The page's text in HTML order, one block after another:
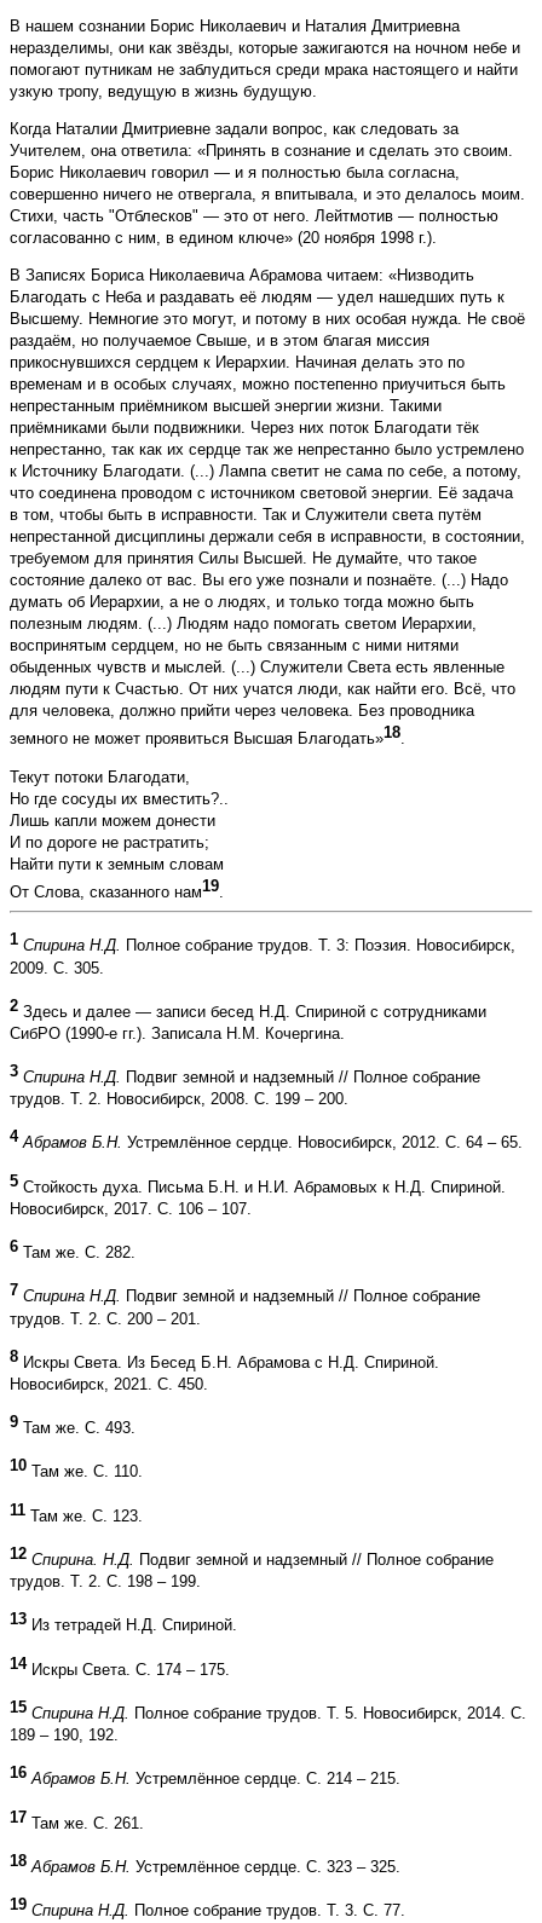
В нашем сознании Борис Николаевич и Наталия Дмитриевна
неразделимы, они как звёзды, которые зажигаются на ночном небе и
помогают путникам не заблудиться среди мрака настоящего и найти
узкую тропу, ведущую в жизнь будущую.
Когда Наталии Дмитриевне задали вопрос, как следовать за
Учителем, она ответила: «Принять в сознание и сделать это своим.
Борис Николаевич говорил — и я полностью была согласна,
совершенно ничего не отвергала, я впитывала, и это делалось моим.
Стихи, часть "Отблесков" — это от него. Лейтмотив — полностью
согласованно с ним, в едином ключе» (20 ноября 1998 г.).
В Записях Бориса Николаевича Абрамова читаем: «Низводить
Блaгодать с Неба и раздавать её людям — удел нашедших путь к
Высшему. Немногие это могут, и потому в них особая нуждa. Не своё
раздаём, но получаемое Свыше, и в этом благая миссия
прикоснувшихся сердцем к Иерархии. Начиная делать это по
временам и в особых случаях, можно постепенно приучиться быть
непрестанным приёмником высшей энергии жизни. Такими
приёмниками были подвижники. Через них поток Благодати тёк
непрестанно, так как их сердце так же непрестанно было устремлено
к Источнику Благодати. (...) Лампа светит не сама по себе, а потому,
что соединена проводом с источником световой энергии. Её задача
в том, чтобы быть в исправности. Так и Служители света путём
непрестанной дисциплины держали себя в исправности, в состоянии,
требуемом для принятия Силы Высшей. Не думайте, что такое
состояние далеко от вас. Вы его уже познали и познаёте. (...) Надо
думать об Иерархии, а не о людях, и только тогда можно быть
полезным людям. (...) Людям надо помогать светом Иерархии,
воспринятым сердцем, но не быть связанным с ними нитями
обыденных чувств и мыслей. (...) Служители Света есть явленные
людям пути к Счастью. От них учатся люди, как найти его. Всё, что
для человека, должно прийти через человека. Без проводника
земного не может проявиться Высшая Благодать»18.
Текут потоки Благодати,
Но где сосуды их вместить?..
Лишь капли можем донести
И по дороге не растратить;
Найти пути к земным словам
От Слова, сказанного нам19
1 Спирина Н.Д. Полное собрание трудов. Т. 3: Поэзия. Новосибирск,
2009. С. 305.
2 Здесь и далее — записи бесед Н.Д. Спириной с сотрудниками
СибРО (1990-е гг.). Записала Н.М. Кочергина.
3 Спирина Н.Д. Подвиг земной и надземный // Полное собрание
трудов. Т. 2. Новосибирск, 2008. С. 199 – 200.
4 Абрамов Б.Н. Устремлённое сердце. Новосибирск, 2012. С. 64 – 65.
5 Стойкость духа. Письма Б.Н. и Н.И. Абрамовых к Н.Д. Спириной.
Новосибирск, 2017. С. 106 – 107.
6 Там же. С. 282.
7 Спирина Н.Д. Подвиг земной и надземный // Полное собрание
трудов. Т. 2. С. 200 – 201.
8 Искры Света. Из Бесед Б.Н. Абрамова с Н.Д. Спириной.
Новосибирск, 2021. С. 450.
9 Там же. С. 493.
10 Там же. С. 110.
11 Там же. С. 123.
12 Спирина. Н.Д. Подвиг земной и надземный // Полное собрание
трудов. Т. 2. С. 198 – 199.
13 Из тетрадей Н.Д. Спириной.
14Искры Света. С. 174 – 175.
15 Спирина Н.Д. Полное собрание трудов. Т. 5. Новосибирск, 2014. С.
189 – 190, 192.
16 Абрамов Б.Н. Устремлённое сердце. С. 214 – 215.
17 Там же. С. 261.
18 Абрамов Б.Н. Устремлённое сердце. С. 323 – 325.
19 Спирина Н.Д. Полное собрание трудов. Т. 3. С. 77.